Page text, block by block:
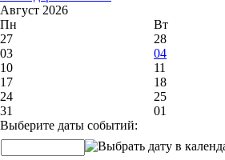
Август 2026
Пн
Вт
27
28
03
04
10
11
17
18
24
25
31
01
Выберите даты событий: